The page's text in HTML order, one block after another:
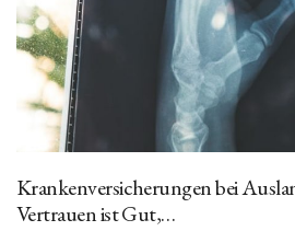
Krankenversicherungen bei
Vertrauen ist Gut,…